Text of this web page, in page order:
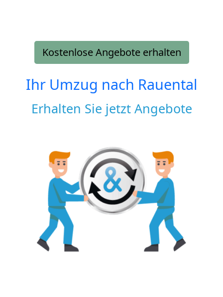
Kostenlose Angebote erhalten
Ihr Umzug nach Rauental
Erhalten Sie jetzt Angebote